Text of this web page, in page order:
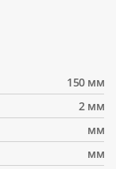
150 мм
2 мм
мм
мм